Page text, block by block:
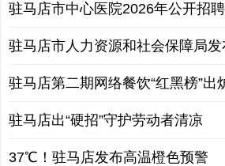
驻马店市中心医院2026年公开招
驻马店市人力资源和社会保障局
驻马店第二期网络餐饮“红黑榜”出
驻马店出“硬招”守护劳动者清凉
37℃！驻马店发布高温橙色预警